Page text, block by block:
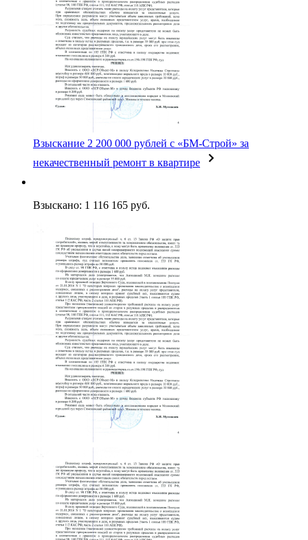
Взыскание 2 200 000 рублей с «БМ-Строй» за
некачественный ремонт в квартире
Взыскано: 1 116 165 руб.